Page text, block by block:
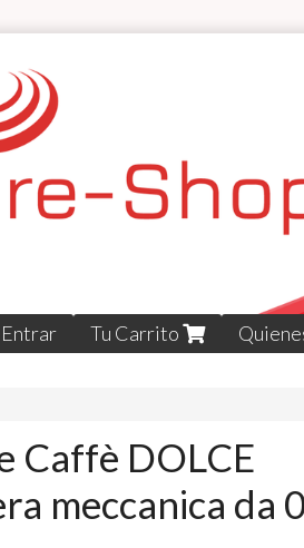
Entrar Tu Carrito
Caffè DOLCE
meccanica da